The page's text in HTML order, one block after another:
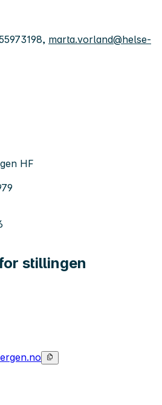
marta.vorland@helse-
HF
stillingen